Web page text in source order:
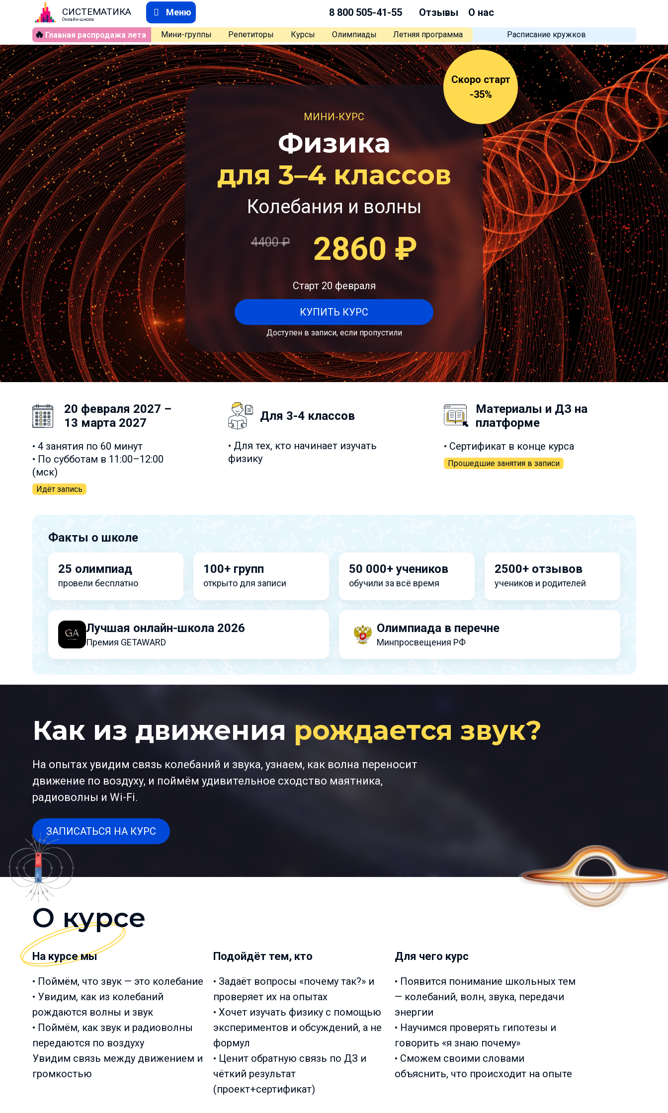
СИСТЕМАТИКА
Онлайн-школа
Меню 8 800 505-41-55 Отзывы
О нас
🔥 Главная распродажа лета Мини-группы Репетиторы Курсы Олимпиады Летняя программа Расписание кружков
Скоро старт
-35%
МИНИ-КУРС
Физика
для 3–4 классов
Колебания и волны
4400₽ 2860 ₽
Старт 20 февраля
КУПИТЬ КУРС
Доступен в записи, если пропустили
20 февраля 2027 –
13 марта 2027
• 4 занятия по 60 минут
• По субботам в 11:00–12:00
(мск)
Идёт запись
Для 3-4 классов
• Для тех, кто начинает изучать
физику
Материалы и ДЗ на
платформе
• Сертификат в конце курса
Прошедшие занятия в записи
Факты о школе
25 олимпиад
провели бесплатно
100+ групп
открыто для записи
50 000+ учеников
обучили за всё время
2500+ отзывов
учеников и родителей
Лучшая онлайн-школа 2026
Премия GETAWARD
Олимпиада в перечне
Минпросвещения РФ
Как из движения рождается звук?
На опытах увидим связь колебаний и звука, узнаем, как волна переносит
движение по воздуху, и поймём удивительное сходство маятника,
радиоволны и Wi-Fi.
ЗАПИСАТЬСЯ НА КУРС
О курсе
На курсе мы
• Поймём, что звук — это колебание
• Увидим, как из колебаний
рождаются волны и звук
• Поймём, как звук и радиоволны
передаются по воздуху
Увидим связь между движением и
громкостью
Подойдёт тем, кто
• Задаёт вопросы «почему так?» и
проверяет их на опытах
• Хочет изучать физику с помощью
экспериментов и обсуждений, а не
формул
• Ценит обратную связь по ДЗ и
чёткий результат
(проект+сертификат)
Для чего курс
• Появится понимание школьных тем
— колебаний, волн, звука, передачи
энергии
• Научимся проверять гипотезы и
говорить «я знаю почему»
• Сможем своими словами
объяснить, что происходит на опыте